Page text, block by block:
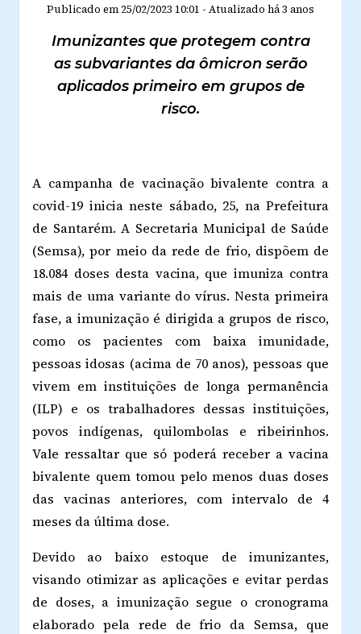
Publicado em 25/02/2023 10:01 - Atualizado há 3 anos
Imunizantes que protegem contra
as subvariantes da ômicron serão
aplicados primeiro em grupos de
risco.
A campanha de vacinação bivalente contra a
covid-19 inicia neste sábado, 25, na Prefeitura
de Santarém. A Secretaria Municipal de Saúde
(Semsa), por meio da rede de frio, dispõem de
18.084 doses desta vacina, que imuniza contra
mais de uma variante do vírus. Nesta primeira
fase, a imunização é dirigida a grupos de risco,
como os pacientes com baixa imunidade,
pessoas idosas (acima de 70 anos), pessoas que
vivem em instituições de longa permanência
(ILP) e os trabalhadores dessas instituições,
povos indígenas, quilombolas e ribeirinhos.
Vale ressaltar que só poderá receber a vacina
bivalente quem tomou pelo menos duas doses
das vacinas anteriores, com intervalo de 4
meses da última dose.
Devido ao baixo estoque de imunizantes,
visando otimizar as aplicações e evitar perdas
de doses, a imunização segue o cronograma
elaborado pela rede de frio da Semsa, que